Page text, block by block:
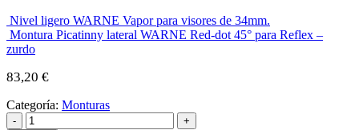
Nivel ligero WARNE Vapor para visores de 34mm.
Montura Picatinny lateral WARNE Red-dot 45° para Reflex –
zurdo
83,20 €
Categoría: Monturas
-
+